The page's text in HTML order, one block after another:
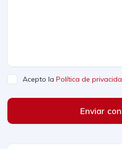
Acepto la Política de
Enviar